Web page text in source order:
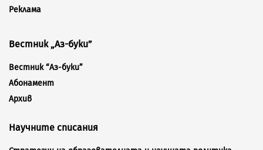
Реклама
Вестник „Аз-буки”
Вестник “Аз-буки”
Абонамент
Архив
Научните списания